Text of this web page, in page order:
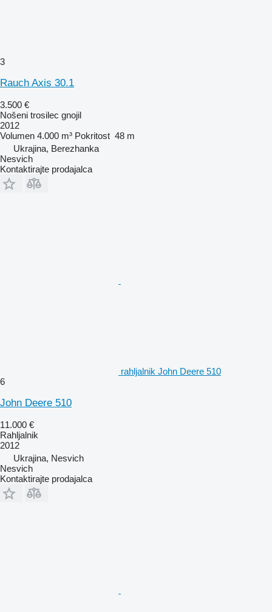
3
Rauch Axis 30.1
3.500 €
Nošeni trosilec gnojil
2012
Volumen 4.000 m³ Pokritost 48 m
Ukrajina, Berezhanka
Nesvich
Kontaktirajte prodajalca
rahljalnik John Deere 510
6
John Deere 510
11.000 €
Rahljalnik
2012
Ukrajina, Nesvich
Nesvich
Kontaktirajte prodajalca